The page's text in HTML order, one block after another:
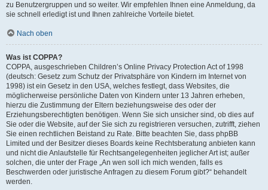
zu Benutzergruppen und so weiter. Wir empfehlen Ihnen eine Anmeldung, da
sie schnell erledigt ist und Ihnen zahlreiche Vorteile bietet.
Nach oben
Was ist COPPA?
COPPA, ausgeschrieben Children’s Online Privacy Protection Act of 1998
(deutsch: Gesetz zum Schutz der Privatsphäre von Kindern im Internet von
1998) ist ein Gesetz in den USA, welches festlegt, dass Websites, die
möglicherweise persönliche Daten von Kindern unter 13 Jahren erheben,
hierzu die Zustimmung der Eltern beziehungsweise des oder der
Erziehungsberechtigten benötigen. Wenn Sie sich unsicher sind, ob dies auf
Sie oder die Website, auf der Sie sich zu registrieren versuchen, zutrifft, ziehen
Sie einen rechtlichen Beistand zu Rate. Bitte beachten Sie, dass phpBB
Limited und der Besitzer dieses Boards keine Rechtsberatung anbieten kann
und nicht die Anlaufstelle für Rechtsangelegenheiten jeglicher Art ist; außer
solchen, die unter der Frage „An wen soll ich mich wenden, falls es
Beschwerden oder juristische Anfragen zu diesem Forum gibt?“ behandelt
werden.